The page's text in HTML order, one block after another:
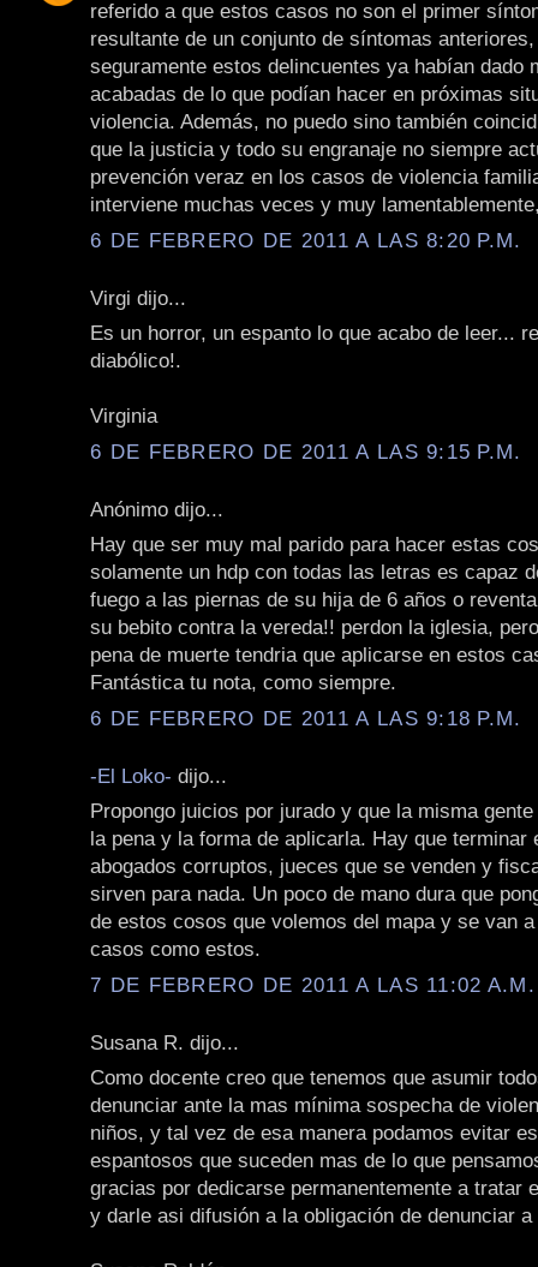
referido a que estos casos no son el primer
resultante de un conjunto de síntomas
seguramente estos delincuentes ya habían dado
acabadas de lo que podían hacer en próximas
violencia. Además, no puedo sino también
que la justicia y todo su engranaje no siempre
prevención veraz en los casos de violencia
interviene muchas veces y muy
6 DE FEBRERO DE 2011 A LAS 8:20 P.M.
Virgi dijo...
Es un horror, un espanto lo que acabo de leer...
diabólico!.
Virginia
6 DE FEBRERO DE 2011 A LAS 9:15 P.M.
Anónimo dijo...
Hay que ser muy mal parido para hacer estas
solamente un hdp con todas las letras es capaz
fuego a las piernas de su hija de 6 años o
su bebito contra la vereda!! perdon la iglesia,
pena de muerte tendria que aplicarse en estos
Fantástica tu nota, como siempre.
6 DE FEBRERO DE 2011 A LAS 9:18 P.M.
-El Loko- dijo...
Propongo juicios por jurado y que la misma
la pena y la forma de aplicarla. Hay que terminar
abogados corruptos, jueces que se venden y
sirven para nada. Un poco de mano dura que
de estos cosos que volemos del mapa y se van
casos como estos.
7 DE FEBRERO DE 2011 A LAS 11:02 A.M.
Susana R. dijo...
Como docente creo que tenemos que asumir
denunciar ante la mas mínima sospecha de
niños, y tal vez de esa manera podamos evitar
espantosos que suceden mas de lo que
gracias por dedicarse permanentemente a tratar
y darle asi difusión a la obligación de denunciar a